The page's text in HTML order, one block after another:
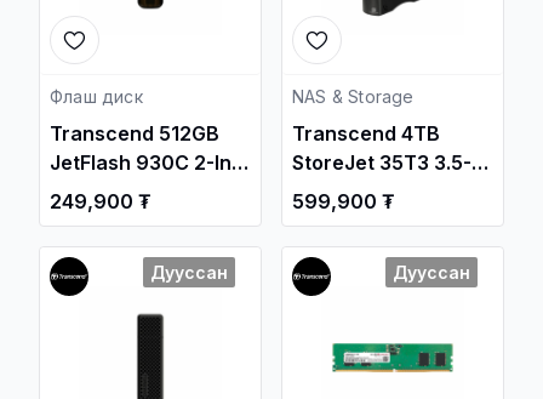
Флаш диск
Transcend 512GB
JetFlash 930C 2-In-1
Flash Drive
/TS512GJF930C/
249,900 ₮
NAS & Storage
Transcend 4TB
StoreJet 35T3 3.5-
inch USB 3.1 External
Hard Drive
/TS4TSJ35T3/
599,900 ₮
Дууссан Дууссан